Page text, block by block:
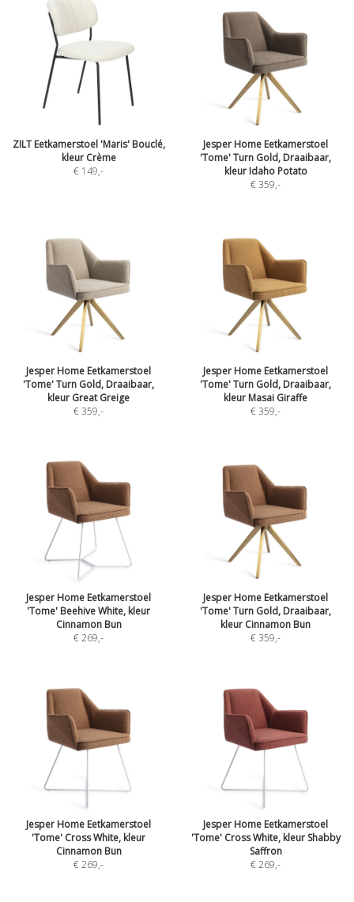
ZILT Eetkamerstoel 'Maris' Bouclé,
kleur Crème
€ 149,-
Jesper Home Eetkamerstoel
'Tome' Turn Gold, Draaibaar,
kleur Idaho Potato
€ 359,-
Jesper Home Eetkamerstoel
'Tome' Turn Gold, Draaibaar,
kleur Great Greige
€ 359,-
Jesper Home Eetkamerstoel
'Tome' Turn Gold, Draaibaar,
kleur Masai Giraffe
€ 359,-
Jesper Home Eetkamerstoel
'Tome' Beehive White, kleur
Cinnamon Bun
€ 269,-
Jesper Home Eetkamerstoel
'Tome' Turn Gold, Draaibaar,
kleur Cinnamon Bun
€ 359,-
Jesper Home Eetkamerstoel
'Tome' Cross White, kleur
Cinnamon Bun
€ 269,-
Jesper Home Eetkamerstoel
'Tome' Cross White, kleur Shabby
Saffron
€ 269,-